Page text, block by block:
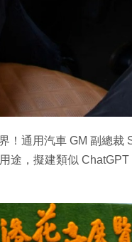
！通用汽車 GM 副總裁
途，擬建類似